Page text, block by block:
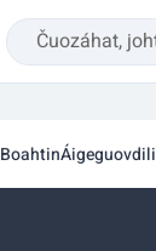
Boahtin